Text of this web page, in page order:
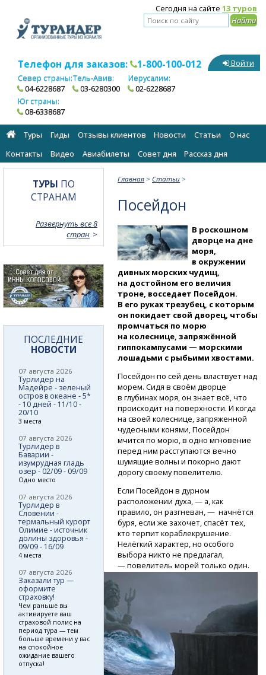
Сегодня на сайте 13 туров
Телефон для заказов: 1-800-100-012
Север страны:
04-6228687
Тель-Авив:
03-6280300
Иерусалим:
02-6228687
Юг страны:
08-6338687
Войти
Туры Гиды Отзывы клиентов Новости Статьи
О нас
Контакты
Видео Авиабилеты Cовет дня Рассказ дня
Главная > Статьи >
Посейдон
В роскошном
дворце на дне
моря,
в окружении
дивных морских чудищ,
на достойном его величия
троне, восседает Посейдон.
В его руках трезубец, с которым
он покидает свой дворец, чтобы
промчаться по морю
на колеснице, запряжённой
гиппокампусами — морскими
лошадьми с рыбьими хвостами.
Посейдон по сей день властвует над
морем. Сидя в своём дворце
в глубинах моря, он знает всё, что
происходит на поверхности. И когда
на своей колеснице, запряженной
чудесными конями, Посейдон
мчится по морю, в одно мгновение
перед ним расступаются вечно
шумящие волны и покорно дают
дорогу своему повелителю.
Если Посейдон в дурном
расположении духа, — а, как
правило, он разгневан, — начнётся
буря, если же захочет, спасёт тех,
кто терпит кораблекрушение.
Нелёгкий характер, но особого
выбора никто не предлагал,
— повелитель морей только один.
ТУРЫ ПО
СТРАНАМ
Развернуть все 8
стран
ПОСЛЕДНИЕ
НОВОСТИ
07 августа 2026
Турлидер на
Мадейре - зеленый
остров в океане - 5*
- 10 дней - 11/10 -
20/10
3 места
07 августа 2026
Турлидер в
Баварии -
изумрудная гладь
озер - 02/09 - 09/09
Одно место
07 августа 2026
Турлидер в
Словении -
термальный курорт
Олимие - источник
долины здоровья -
09/09 - 16/09
4 места
07 августа 2026
Заказали тур —
оформите
страховку!
Чем раньше вы
активируете ваш
страховой полис на
период тура — тем
больше времени у вас
на спокойное
ожидание вашего
отпуска!